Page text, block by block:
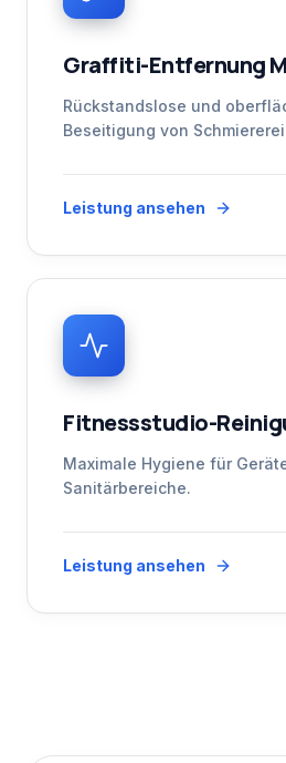
Graffiti-Entfernung
Rückstandslose und
Beseitigung von
Leistung ansehen
Fitnessstudio-
Maximale Hygiene für
Sanitärbereiche.
Leistung ansehen